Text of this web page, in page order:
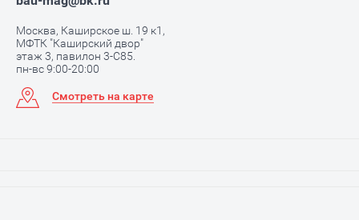
Москва, Каширское ш. 19 к1,
МФТК "Каширский двор"
этаж 3, павилон 3-С85.
пн-вс 9:00-20:00
Смотреть на карте